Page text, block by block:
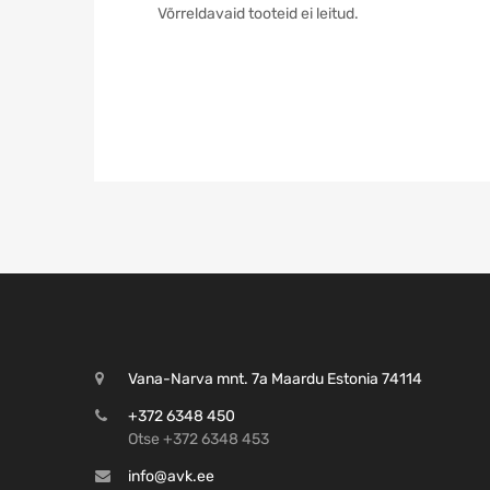
Võrreldavaid tooteid ei leitud.
Vana-Narva mnt. 7a Maardu Estonia 74114
+372 6348 450
Otse +372 6348 453
info@avk.ee